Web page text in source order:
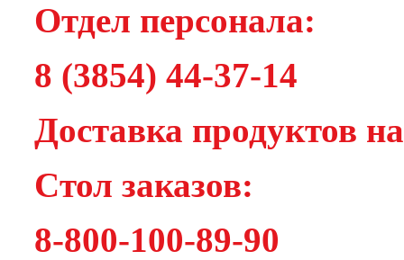
Отдел персонала:
8 (3854) 44-37-14
Доставка продуктов
Cтол заказов:
8-800-100-89-90